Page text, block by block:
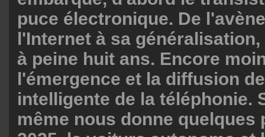
puce électronique. De
l'Internet à sa
à peine huit ans. Encore
l'émergence et la diffusion
intelligente de la téléphonie.
même nous donne quelques